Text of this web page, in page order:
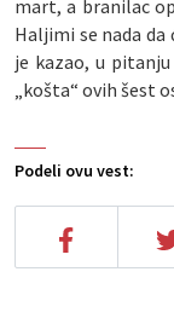
Podeli ovu vest:
mart, a branilac
Haljimi se nada da
je kazao, u
„košta“ ovih šest